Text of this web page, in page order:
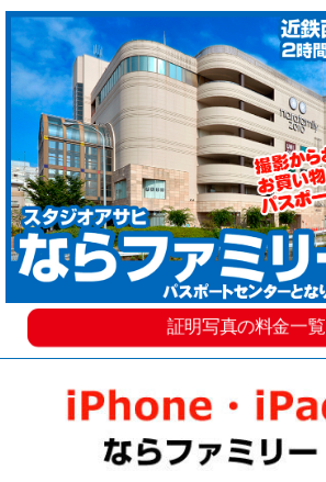
証明写真の料金一覧